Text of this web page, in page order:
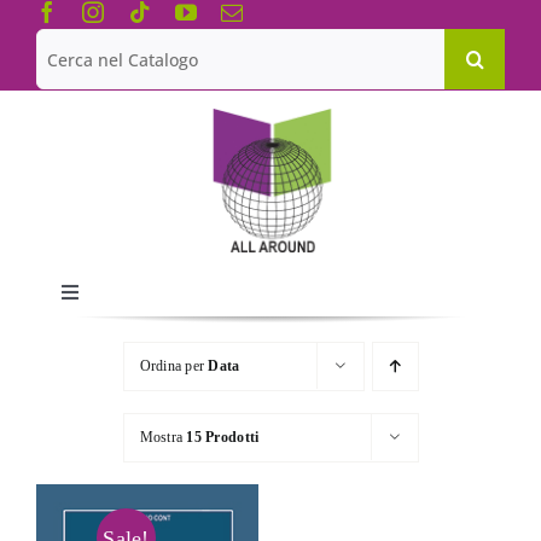
Salta
contenuto
Cerca
per:
Toggle
Navigation
Chi siamo
Le Collane
Catalogo
Ordina perData
Mostra 15 Prodotti